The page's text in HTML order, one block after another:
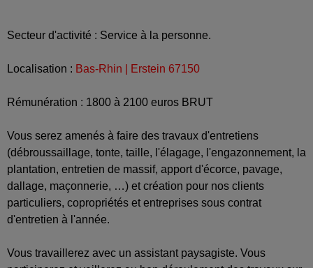
Secteur d'activité : Service à la personne.
Localisation : Bas-Rhin | Erstein 67150
Rémunération : 1800 à 2100 euros BRUT
Vous serez amenés à faire des travaux d'entretiens
(débroussaillage, tonte, taille, l'élagage, l'engazonnement, la
plantation, entretien de massif, apport d'écorce, pavage,
dallage, maçonnerie, …) et création pour nos clients
particuliers, copropriétés et entreprises sous contrat
d'entretien à l'année.
Vous travaillerez avec un assistant paysagiste. Vous